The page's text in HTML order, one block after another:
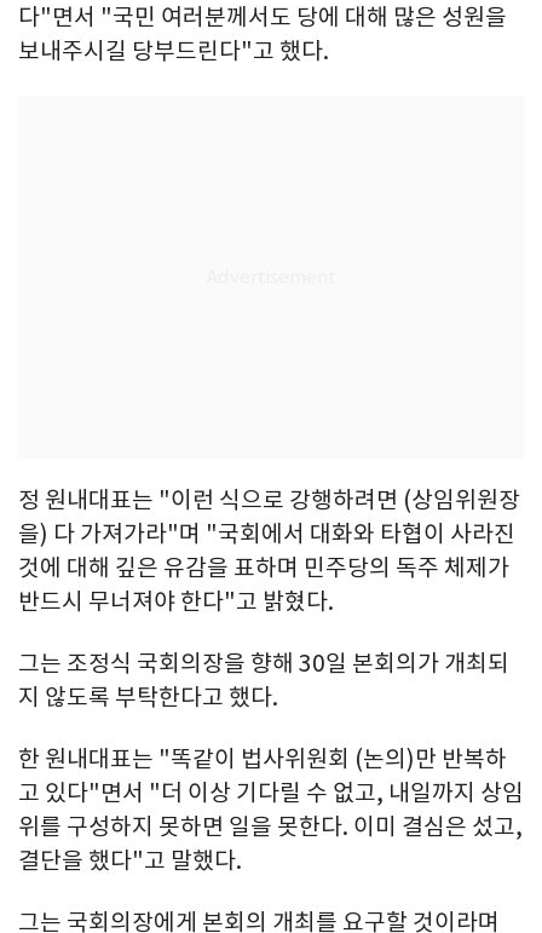
다"면서 "국민 여러분께서도 당에 대해 많은 성원을
보내주시길 당부드린다"고 했다.
정 원내대표는 "이런 식으로 강행하려면 (상임위원장
을) 다 가져가라"며 "국회에서 대화와 타협이 사라진
것에 대해 깊은 유감을 표하며 민주당의 독주 체제가
반드시 무너져야 한다"고 밝혔다.
그는 조정식 국회의장을 향해 30일 본회의가 개최되
지 않도록 부탁한다고 했다.
한 원내대표는 "똑같이 법사위원회 (논의)만 반복하
고 있다"면서 "더 이상 기다릴 수 없고, 내일까지 상임
위를 구성하지 못하면 일을 못한다. 이미 결심은 섰고,
결단을 했다"고 말했다.
그는 국회의장에게 본회의 개최를 요구할 것이라며